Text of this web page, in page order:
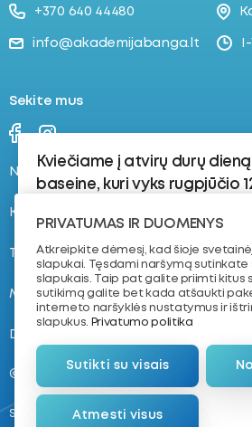
+370 640 44480
info@akademijabanga.lt
Sekite mus
Naujienos
Kontaktai
Tvarkaraštis Apie
Mokymas plaukti NVŠ
D.U.K.
@ 2026. VŠĮ „Plaukimo akademija“
Sukūrė
PRIVATUMAS IR DUOMENYS
Atkreipkite dėmesį, kad šioje
slapukai. Tęsdami naršymą sutinkate
slapukais. Taip pat galite priimti kitus
sutikimą galite bet kada atšaukti
interneto naršyklės nustatymus ir
slapukus.
Privatumo politika
Sutikti su visais
Atmesti visus
Kviečiame į atvirų durų
baseine, kuri vyks rugpjūčio
Rugpjūčio 12 d.:
17:30–18:15 | 8–16 metų
Vaikams, kurie jau yra
vandeniu ir turi plaukimo
18:30–19:15 | 7–11 metų
Rugpjūčio 19 d.:
17:30–18:15 | 4–8 metų